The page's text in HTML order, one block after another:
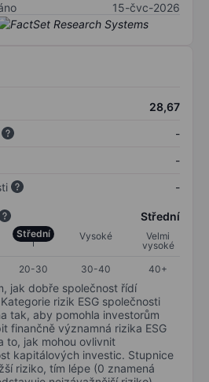
15-čvc-2026
28,67
-
-
-
Střední
Střední Vysoké
Velmi
vysoké
20-30 30-40 40+
jak dobře společnost řídí
rizik ESG společnosti
tak, aby pomohla investorům
finančně významná rizika ESG
to, jak mohou ovlivnit
kapitálových investic. Stupnice
riziko, tím lépe (0 znamená